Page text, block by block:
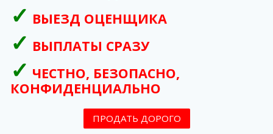
ВЫЕЗД ОЦЕНЩИКА
ВЫПЛАТЫ СРАЗУ
ЧЕСТНО, БЕЗОПАСНО,
КОНФИДЕНЦИАЛЬНО
ПРОДАТЬ ДОРОГО